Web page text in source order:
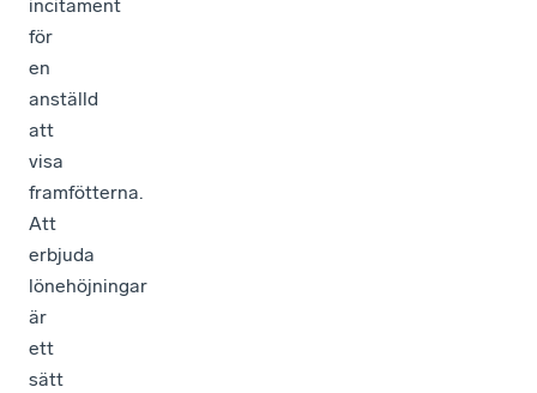
incitament
för
en
anställd
att
visa
framfötterna.
Att
erbjuda
lönehöjningar
är
ett
sätt